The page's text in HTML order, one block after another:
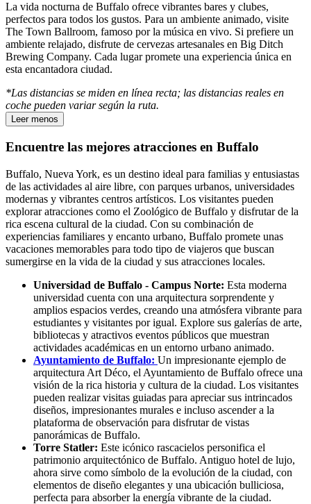
La vida nocturna de Buffalo ofrece vibrantes bares y clubes,
perfectos para todos los gustos. Para un ambiente animado, visite
The Town Ballroom, famoso por la música en vivo. Si prefiere un
ambiente relajado, disfrute de cervezas artesanales en Big Ditch
Brewing Company. Cada lugar promete una experiencia única en
esta encantadora ciudad.
*Las distancias se miden en línea recta; las distancias reales en
coche pueden variar según la ruta.
Leer menos
Encuentre las mejores atracciones en Buffalo
Buffalo, Nueva York, es un destino ideal para familias y entusiastas
de las actividades al aire libre, con parques urbanos, universidades
modernas y vibrantes centros artísticos. Los visitantes pueden
explorar atracciones como el Zoológico de Buffalo y disfrutar de la
rica escena cultural de la ciudad. Con su combinación de
experiencias familiares y encanto urbano, Buffalo promete unas
vacaciones memorables para todo tipo de viajeros que buscan
sumergirse en la vida de la ciudad y sus atracciones locales.
Universidad de Buffalo - Campus Norte: Esta moderna
universidad cuenta con una arquitectura sorprendente y
amplios espacios verdes, creando una atmósfera vibrante para
estudiantes y visitantes por igual. Explore sus galerías de arte,
bibliotecas y atractivos eventos públicos que muestran
actividades académicas en un entorno urbano animado.
Ayuntamiento de Buffalo: Un impresionante ejemplo de
arquitectura Art Déco, el Ayuntamiento de Buffalo ofrece una
visión de la rica historia y cultura de la ciudad. Los visitantes
pueden realizar visitas guiadas para apreciar sus intrincados
diseños, impresionantes murales e incluso ascender a la
plataforma de observación para disfrutar de vistas
panorámicas de Buffalo.
Torre Statler: Este icónico rascacielos personifica el
patrimonio arquitectónico de Buffalo. Antiguo hotel de lujo,
ahora sirve como símbolo de la evolución de la ciudad, con
elementos de diseño elegantes y una ubicación bulliciosa,
perfecta para absorber la energía vibrante de la ciudad.